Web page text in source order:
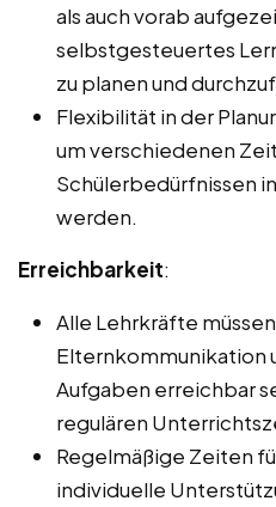
als auch vorab
selbstgesteuertes
zu planen und
Flexibilität in der
um verschiedenen
Schülerbedürfnissen
werden.
Erreichbarkeit:
Alle Lehrkräfte
Elternkommunikation
Aufgaben erreichbar
regulären
Regelmäßige Zeiten
individuelle